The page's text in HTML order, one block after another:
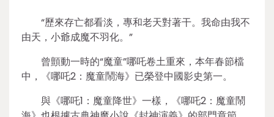
“歷來存亡都看淡，專和老天對著干。我命由我不
由天，小爺成魔不羽化。”
曾顫動一時的“魔童”哪吒卷土重來，本年春節檔
中，《哪吒2：魔童鬧海》已榮登中國影史第一。
與《哪吒1：魔童降世》一樣，《哪吒2：魔童鬧